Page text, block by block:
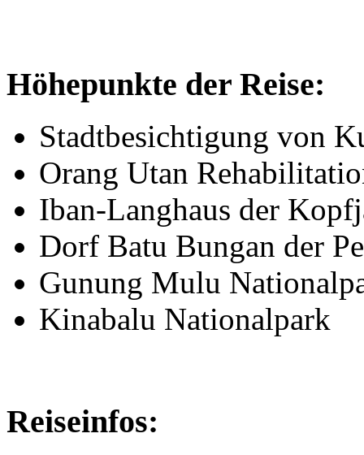
Höhepunkte der Reise:
Stadtbesichtigung von
Orang Utan
Iban-Langhaus der
Dorf Batu Bungan der
Gunung Mulu
Kinabalu Nationalpark
Reiseinfos: